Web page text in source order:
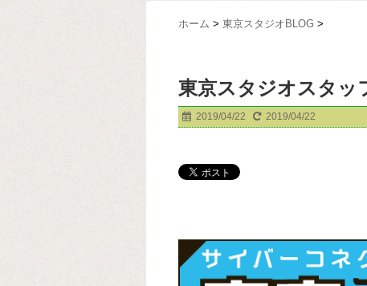
ホーム > 東京スタジオBLOG >
東京スタジオスタッ
2019/04/22 2019/04/22